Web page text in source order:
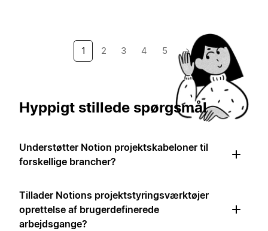
1 2 3 4 5 →
Hyppigt stillede spørgsmål
Understøtter Notion projektskabeloner til
forskellige brancher?
Tillader Notions projektstyringsværktøjer
oprettelse af brugerdefinerede
arbejdsgange?